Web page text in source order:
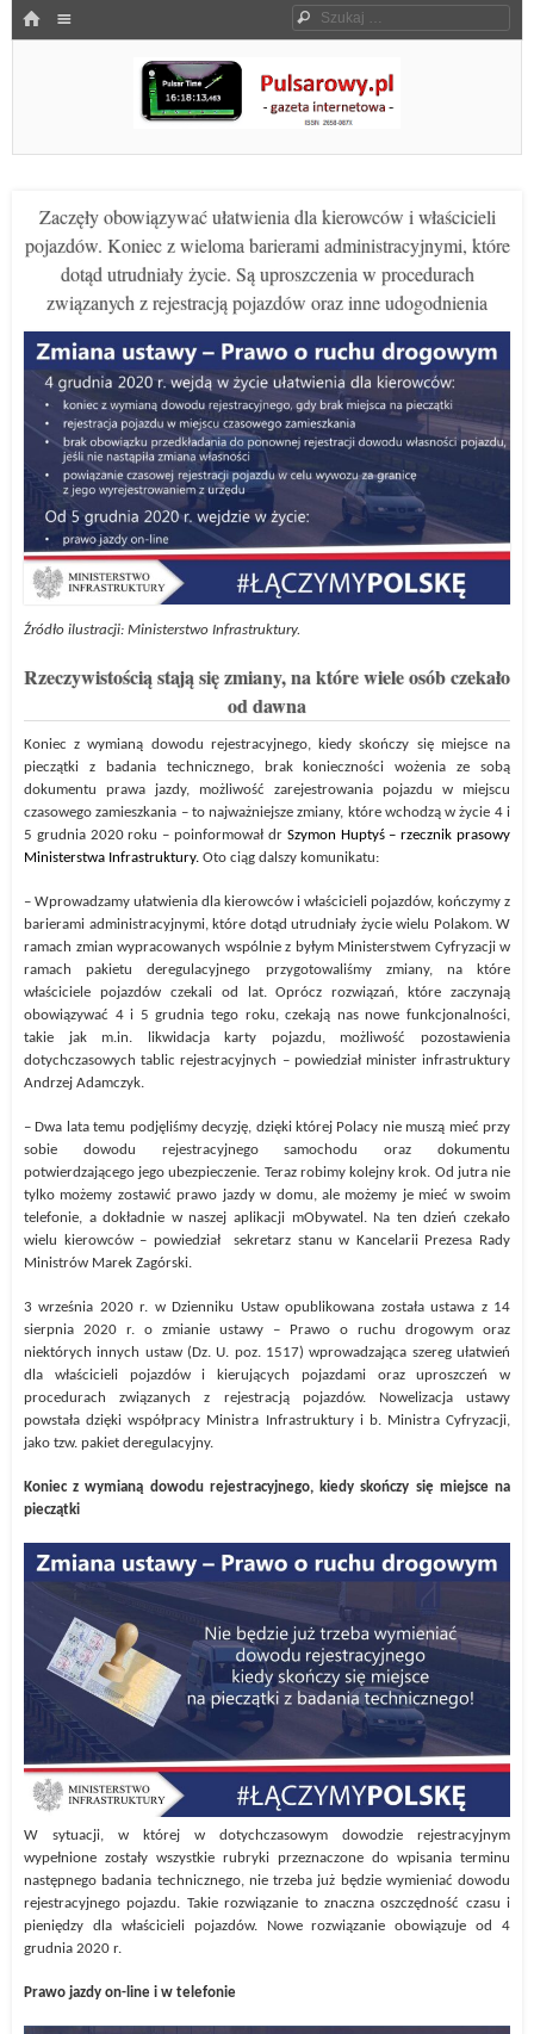
HOME Szukaj
Pulsarowy.pl
Zaczęły obowiązywać ułatwienia dla kierowców i właścicieli
pojazdów. Koniec z wieloma barierami administracyjnymi, które
dotąd utrudniały życie. Są uproszczenia w procedurach
związanych z rejestracją pojazdów oraz inne udogodnienia
Źródło ilustracji: Ministerstwo Infrastruktury.
Rzeczywistością stają się zmiany, na które wiele osób czekało
od dawna
Koniec z wymianą dowodu rejestracyjnego, kiedy skończy się miejsce na
pieczątki z badania technicznego, brak konieczności wożenia ze sobą
dokumentu prawa jazdy, możliwość zarejestrowania pojazdu w miejscu
czasowego zamieszkania – to najważniejsze zmiany, które wchodzą w życie 4 i
5 grudnia 2020 roku – poinformował dr Szymon Huptyś – rzecznik prasowy
Ministerstwa Infrastruktury. Oto ciąg dalszy komunikatu:
– Wprowadzamy ułatwienia dla kierowców i właścicieli pojazdów, kończymy z
barierami administracyjnymi, które dotąd utrudniały życie wielu Polakom. W
ramach zmian wypracowanych wspólnie z byłym Ministerstwem Cyfryzacji w
ramach pakietu deregulacyjnego przygotowaliśmy zmiany, na które
właściciele pojazdów czekali od lat. Oprócz rozwiązań, które zaczynają
obowiązywać 4 i 5 grudnia tego roku, czekają nas nowe funkcjonalności,
takie jak m.in. likwidacja karty pojazdu, możliwość pozostawienia
dotychczasowych tablic rejestracyjnych – powiedział minister infrastruktury
Andrzej Adamczyk.
– Dwa lata temu podjęliśmy decyzję, dzięki której Polacy nie muszą mieć przy
sobie dowodu rejestracyjnego samochodu oraz dokumentu
potwierdzającego jego ubezpieczenie. Teraz robimy kolejny krok. Od jutra nie
tylko możemy zostawić prawo jazdy w domu, ale możemy je mieć w swoim
telefonie, a dokładnie w naszej aplikacji mObywatel. Na ten dzień czekało
wielu kierowców – powiedział sekretarz stanu w Kancelarii Prezesa Rady
Ministrów Marek Zagórski.
3 września 2020 r. w Dzienniku Ustaw opublikowana została ustawa z 14
sierpnia 2020 r. o zmianie ustawy – Prawo o ruchu drogowym oraz
niektórych innych ustaw (Dz. U. poz. 1517) wprowadzająca szereg ułatwień
dla właścicieli pojazdów i kierujących pojazdami oraz uproszczeń w
procedurach związanych z rejestracją pojazdów. Nowelizacja ustawy
powstała dzięki współpracy Ministra Infrastruktury i b. Ministra Cyfryzacji,
jako tzw. pakiet deregulacyjny.
Koniec z wymianą dowodu rejestracyjnego, kiedy skończy się miejsce na
pieczątki
W sytuacji, w której w dotychczasowym dowodzie rejestracyjnym
wypełnione zostały wszystkie rubryki przeznaczone do wpisania terminu
następnego badania technicznego, nie trzeba już będzie wymieniać dowodu
rejestracyjnego pojazdu. Takie rozwiązanie to znaczna oszczędność czasu i
pieniędzy dla właścicieli pojazdów. Nowe rozwiązanie obowiązuje od 4
grudnia 2020 r.
Prawo jazdy on-line i w telefonie